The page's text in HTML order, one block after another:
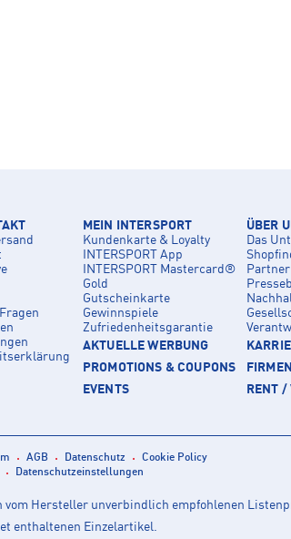
MEIN INTERSPORT
Kundenkarte & Loyalty
INTERSPORT App
INTERSPORT Mastercard®
Gold
Gutscheinkarte
Gewinnspiele
Zufriedenheitsgarantie
AKTUELLE WERBUNG
PROMOTIONS & COUPONS
EVENTS
ÜBER
Das
RENT /
AGB Datenschutz
Cookie Policy
Datenschutzeinstellungen
Hersteller unverbindlich empfohlenen
enthaltenen Einzelartikel.